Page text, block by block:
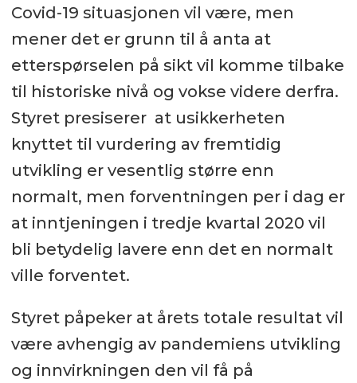
Covid-19 situasjonen vil være, men
mener det er grunn til å anta at
etterspørselen på sikt vil komme tilbake
til historiske nivå og vokse videre derfra.
Styret presiserer at usikkerheten
knyttet til vurdering av fremtidig
utvikling er vesentlig større enn
normalt, men forventningen per i dag er
at inntjeningen i tredje kvartal 2020 vil
bli betydelig lavere enn det en normalt
ville forventet.
Styret påpeker at årets totale resultat vil
være avhengig av pandemiens utvikling
og innvirkningen den vil få på